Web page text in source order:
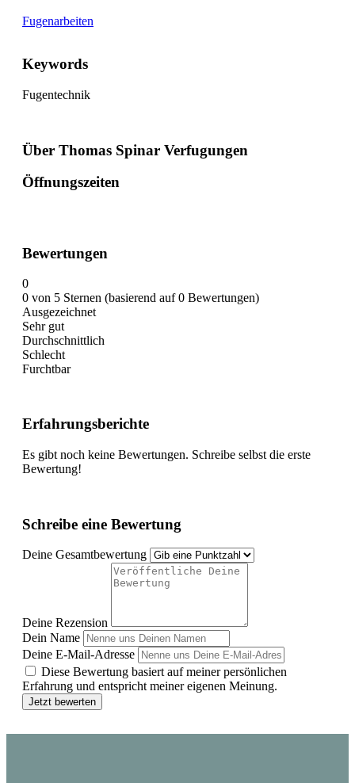
Fugenarbeiten
Keywords
Fugentechnik
Über Thomas Spinar Verfugungen
Öffnungszeiten
Bewertungen
0
0 von 5 Sternen (basierend auf 0 Bewertungen)
Ausgezeichnet
Sehr gut
Durchschnittlich
Schlecht
Furchtbar
Erfahrungsberichte
Es gibt noch keine Bewertungen. Schreibe selbst die erste
Bewertung!
Schreibe eine Bewertung
Deine Gesamtbewertung
Deine Rezension
Dein Name
Deine E-Mail-Adresse
Diese Bewertung basiert auf meiner persönlichen
Erfahrung und entspricht meiner eigenen Meinung.
Jetzt bewerten